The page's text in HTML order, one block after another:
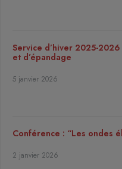
Service d’hiver 2025-
et d’épandage
5 janvier 2026
Conférence : “Les ondes
2 janvier 2026